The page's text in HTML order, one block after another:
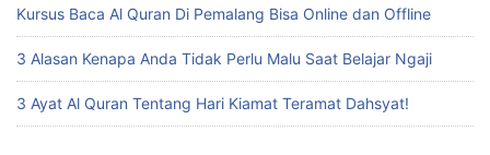
Kursus Baca Al Quran Di Pemalang Bisa Online dan Offline
3 Alasan Kenapa Anda Tidak Perlu Malu Saat Belajar Ngaji
3 Ayat Al Quran Tentang Hari Kiamat Teramat Dahsyat!